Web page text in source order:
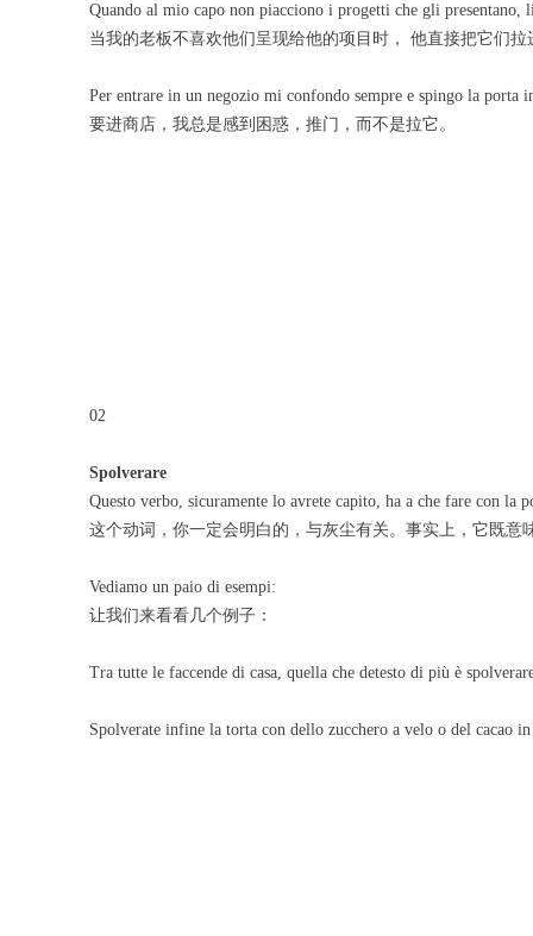
Quando al mio capo non piacciono i progetti che gli presentano,
当我的老板不喜欢他们呈现给他的项目时， 他直接把它们拉
Per entrare in un negozio mi confondo sempre e spingo la porta
要进商店，我总是感到困惑，推门，而不是拉它。
02
Spolverare
Questo verbo, sicuramente lo avrete capito, ha a che fare con
这个动词，你一定会明白的，与灰尘有关。事实上，它既
Vediamo un paio di esempi:
让我们来看看几个例子：
Tra tutte le faccende di casa, quella che detesto di più è
Spolverate infine la torta con dello zucchero a velo o del